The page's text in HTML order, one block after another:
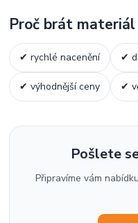
Proč brát materiál
✔ rychlé nacenění ✔
✔ výhodnější ceny ✔
Pošlete
Připravíme vám